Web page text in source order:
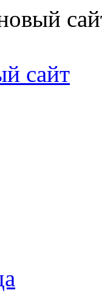
сайт